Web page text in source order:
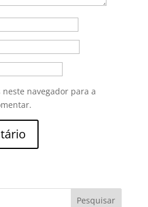
navegador para a
Pesquisar